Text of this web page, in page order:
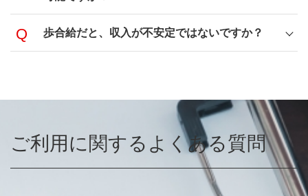
歩合給だと、収入が不安定ではないですか？
ご利用に関するよくある質問